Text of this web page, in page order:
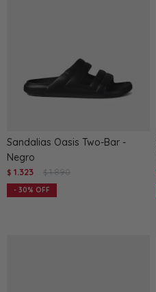
Sandalias Oasis Two-Bar -
Negro
$ 1.323 $ 1.890
30